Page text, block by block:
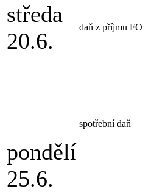
středa
20.6.
daň z příjmu FO
pondělí
25.6.
spotřební daň